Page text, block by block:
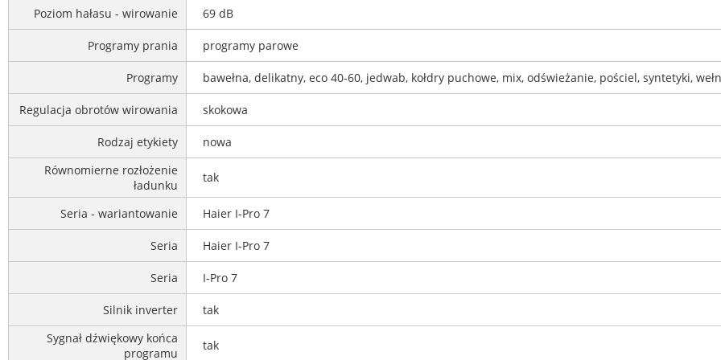
Poziom hałasu - wirowanie 69 dB
Programy prania programy parowe
Programy bawełna, delikatny, eco 40-60, jedwab, kołdry puchowe, mix, odświeżanie, pościel, syntetyki,
Regulacja obrotów wirowania skokowa
Rodzaj etykiety
nowa
Równomierne rozłożenie
ładunku
tak
Seria - wariantowanie Haier I-Pro 7
Seria Haier I-Pro 7
Seria I-Pro 7
Silnik inverter
tak
Sygnał dźwiękowy końca
programu
tak